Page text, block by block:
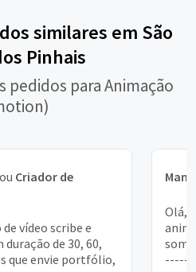
similares em São
Pinhais
pedidos para Animação
Criador de
vídeo scribe e
de 30, 60,
que envie portfólio,
Olá,